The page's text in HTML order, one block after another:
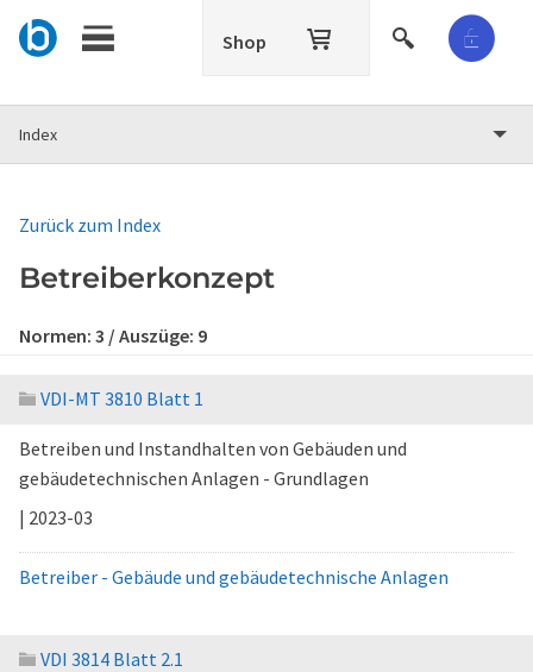
Shop
Index
Zurück zum Index
Betreiberkonzept
Normen: 3 / Auszüge: 9
VDI-MT 3810 Blatt 1
Betreiben und Instandhalten von Gebäuden und
gebäudetechnischen Anlagen - Grundlagen
| 2023-03
Betreiber - Gebäude und gebäudetechnische Anlagen
VDI 3814 Blatt 2.1